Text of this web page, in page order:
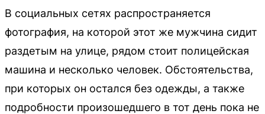
В социальных сетях распространяется
фотография, на которой этот же мужчина сидит
раздетым на улице, рядом стоит полицейская
машина и несколько человек. Обстоятельства,
при которых он остался без одежды, а также
подробности произошедшего в тот день пока не